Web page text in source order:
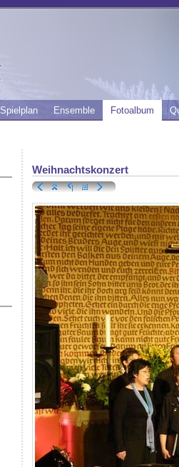
Spielplan Ensemble Fotoalbum
Weihnachtskonzert